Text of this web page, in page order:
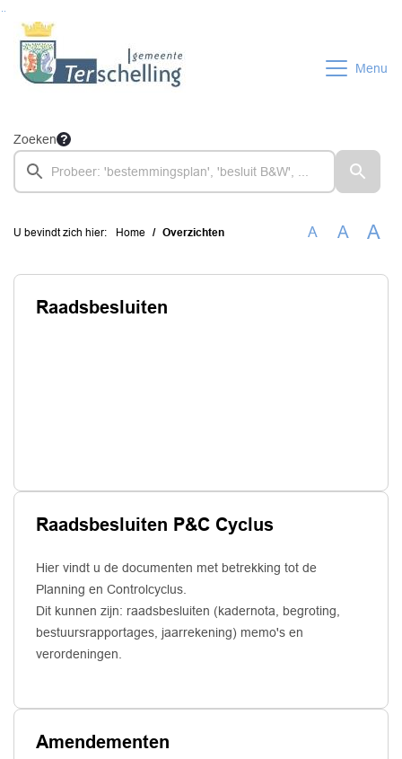
Ga naar de inhoud van deze pagina
Ga naar het zoeken
Ga naar het menu
Menu
Zoeken
U bevindt zich hier: Home Overzichten A A A
Raadsbesluiten
Raadsbesluiten P&C Cyclus
Hier vindt u de documenten met betrekking tot de
Planning en Controlcyclus.
Dit kunnen zijn: raadsbesluiten (kadernota, begroting,
bestuursrapportages, jaarrekening) memo's en
verordeningen.
Amendementen